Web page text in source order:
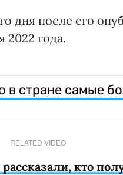
дня после его
2022 года.
в стране самые
RELATED VIDEO
рассказали, кто